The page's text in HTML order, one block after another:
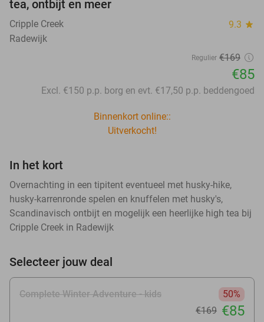
tea, ontbijt en meer
Cripple Creek 9.3 star
Radewijk
Regulier €169
€85
Excl. €150 p.p. borg en evt. €17,50 p.p. beddengoed
Binnenkort online::
Uitverkocht!
In het kort
Overnachting in een tipitent eventueel met husky-hike,
husky-karrenronde spelen en knuffelen met husky's,
Scandinavisch ontbijt en mogelijk een heerlijke high tea bij
Cripple Creek in Radewijk
Selecteer jouw deal
Complete Winter Adventure - kids
50%
€169 €85